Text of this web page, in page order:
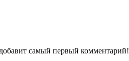
самый первый комментарий!